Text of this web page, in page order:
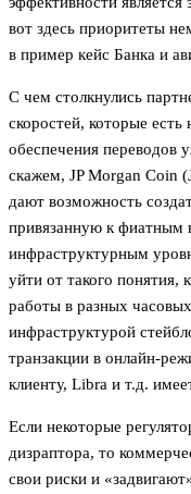
вот здесь приоритеты
в пример кейс Банка и
С чем столкнулись
скоростей, которые
обеспечения переводов
скажем, JP Morgan Coin
дают возможность
привязанную к фиатным
инфраструктурным
уйти от такого понятия,
работы в разных
инфраструктурой
транзакции в онлайн-
клиенту, Libra и т.д.
Если некоторые
дизраптора, то
свои риски и